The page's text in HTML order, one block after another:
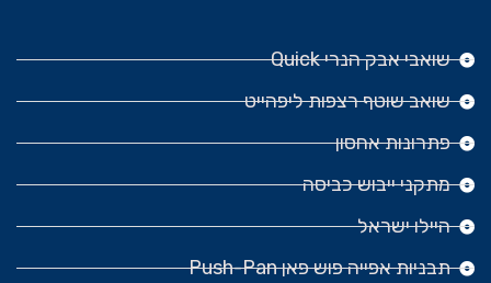
שואבי אבק הנרי Quick
שואב שוטף רצפות ליפהייט
פתרונות אחסון
מתקני ייבוש כביסה
היילו ישראל
תבניות אפייה פוש פאן Push-Pan